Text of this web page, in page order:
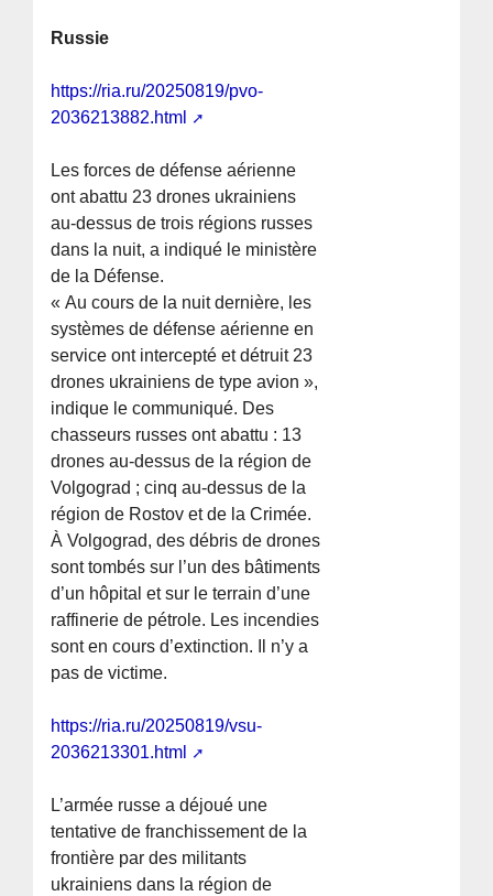
Russie
https://ria.ru/20250819/pvo-
2036213882.html
Les forces de défense aérienne
ont abattu 23 drones ukrainiens
au-dessus de trois régions russes
dans la nuit, a indiqué le ministère
de la Défense.
« Au cours de la nuit dernière, les
systèmes de défense aérienne en
service ont intercepté et détruit 23
drones ukrainiens de type avion »,
indique le communiqué. Des
chasseurs russes ont abattu : 13
drones au-dessus de la région de
Volgograd ; cinq au-dessus de la
région de Rostov et de la Crimée.
À Volgograd, des débris de drones
sont tombés sur l’un des bâtiments
d’un hôpital et sur le terrain d’une
raffinerie de pétrole. Les incendies
sont en cours d’extinction. Il n’y a
pas de victime.
https://ria.ru/20250819/vsu-
2036213301.html
L’armée russe a déjoué une
tentative de franchissement de la
frontière par des militants
ukrainiens dans la région de